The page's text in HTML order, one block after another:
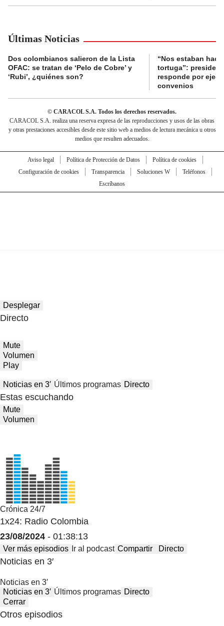
Últimas Noticias
Dos colombianos salieron de la Lista
OFAC: se tratan de ‘Pelo de Cobre’ y
‘Rubi’, ¿quiénes son?
“Nos estaban
tortuga”:
responde por
convenios
© CARACOL S.A. Todos los derechos reservados.
CARACOL S.A. realiza una reserva expresa de las reproducciones y usos de las obras
y otras prestaciones accesibles desde este sitio web a medios de lectura mecánica u otros
medios que resulten adecuados.
Aviso legal Política de Protección de Datos
Política de cookies
Configuración de cookies
Transparencia Soluciones W
Teléfonos
Escríbanos
Desplegar
Directo
Mute
Volumen
Play
Noticias en 3′ Últimos programas Directo
Estas escuchando
Mute
Volumen
Crónica 24/7
1x24: Radio Colombia
23/08/2024 - 01:38:13
Ver más episodios Ir al podcast Compartir Directo
Noticias en 3′
Noticias en 3′
Noticias en 3′ Últimos programas Directo
Cerrar
Otros episodios